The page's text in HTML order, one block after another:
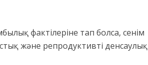
фактілеріне тап болса, сенім
және репродуктивті денсаулық